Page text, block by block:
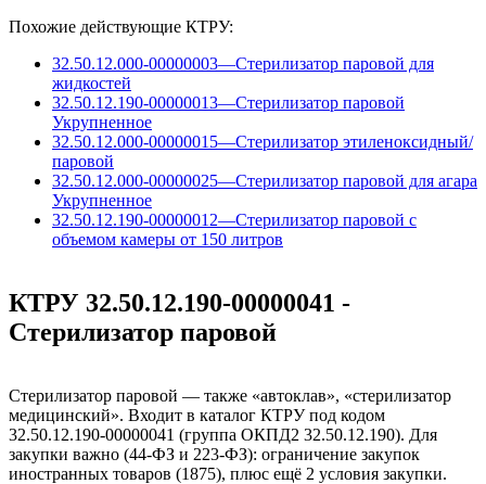
Похожие действующие КТРУ:
32.50.12.000-00000003—Стерилизатор паровой для
жидкостей
32.50.12.190-00000013—Стерилизатор паровой
Укрупненное
32.50.12.000-00000015—Стерилизатор этиленоксидный/
паровой
32.50.12.000-00000025—Стерилизатор паровой для агара
Укрупненное
32.50.12.190-00000012—Стерилизатор паровой с
объемом камеры от 150 литров
КТРУ 32.50.12.190-00000041 -
Стерилизатор паровой
Стерилизатор паровой — также «автоклав», «стерилизатор
медицинский». Входит в каталог КТРУ под кодом
32.50.12.190-00000041 (группа ОКПД2 32.50.12.190). Для
закупки важно (44-ФЗ и 223-ФЗ): ограничение закупок
иностранных товаров (1875), плюс ещё 2 условия закупки.